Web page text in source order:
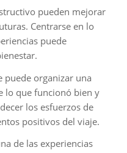
pueden mejorar
Centrarse en lo
puede
puede organizar una
lo que funcionó bien y
los esfuerzos de
positivos del viaje.
de las experiencias